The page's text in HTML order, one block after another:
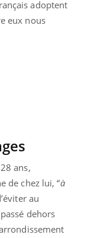
adoptent
eux nous
ans,
de chez lui, “à
au
dehors